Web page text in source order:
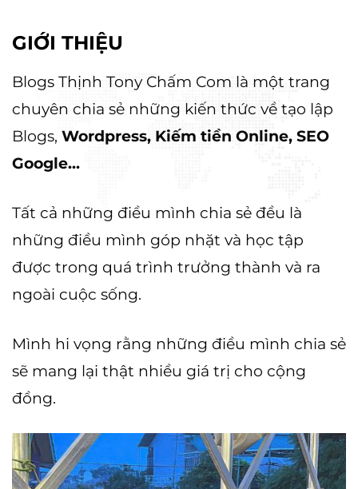
GIỚI THIỆU
Blogs Thịnh Tony Chấm Com là một trang
chuyên chia sẻ những kiến thức về tạo lập
Blogs, Wordpress, Kiếm tiền Online, SEO
Google...
Tất cả những điều mình chia sẻ đều là
những điều mình góp nhặt và học tập
được trong quá trình trưởng thành và ra
ngoài cuộc sống.
Mình hi vọng rằng những điều mình chia sẻ
sẽ mang lại thật nhiều giá trị cho cộng
đồng.